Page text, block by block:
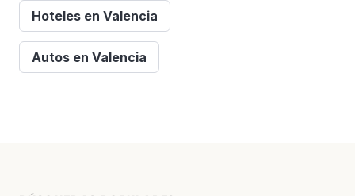
Hoteles en Valencia
Autos en Valencia